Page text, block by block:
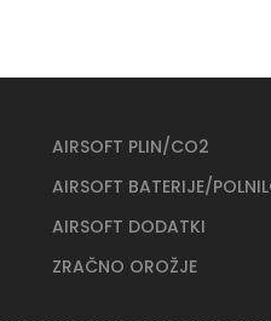
AIRSOFT PLIN/CO2
AIRSOFT BATERIJE/
AIRSOFT DODATKI
ZRAČNO OROŽJE